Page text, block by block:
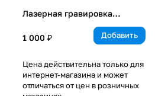
Лазерная гравировка
1 000 ₽
Добавить
Цена действительна только для
интернет-магазина и может
отличаться от цен в розничных